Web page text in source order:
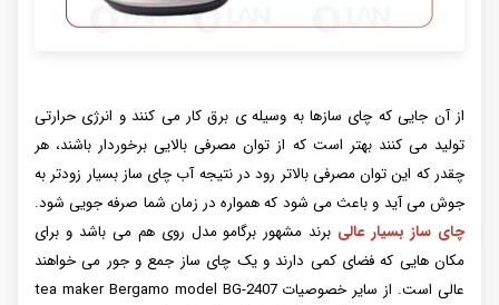
از آن جایی که چای سازها به وسیله ی برق کار می‌ کنند و انرژی حرارتی
تولید می کنند بهتر است که از توان مصرفی بالایی برخوردار باشند، هر
چقدر که این توان مصرفی بالاتر رود در نتیجه آب چای ساز بسیار زودتر به
جوش می آید و باعث می شود که همواره در زمان شما صرفه جویی شود.
چای ساز بسیار عالی برند مشهور برگامو مدل روی هم می باشد و برای
مکان هایی که فضای کمی دارند و یک چای ساز جمع و جور می خواهند
عالی است. از سایر خصوصیات tea maker Bergamo model BG-2407